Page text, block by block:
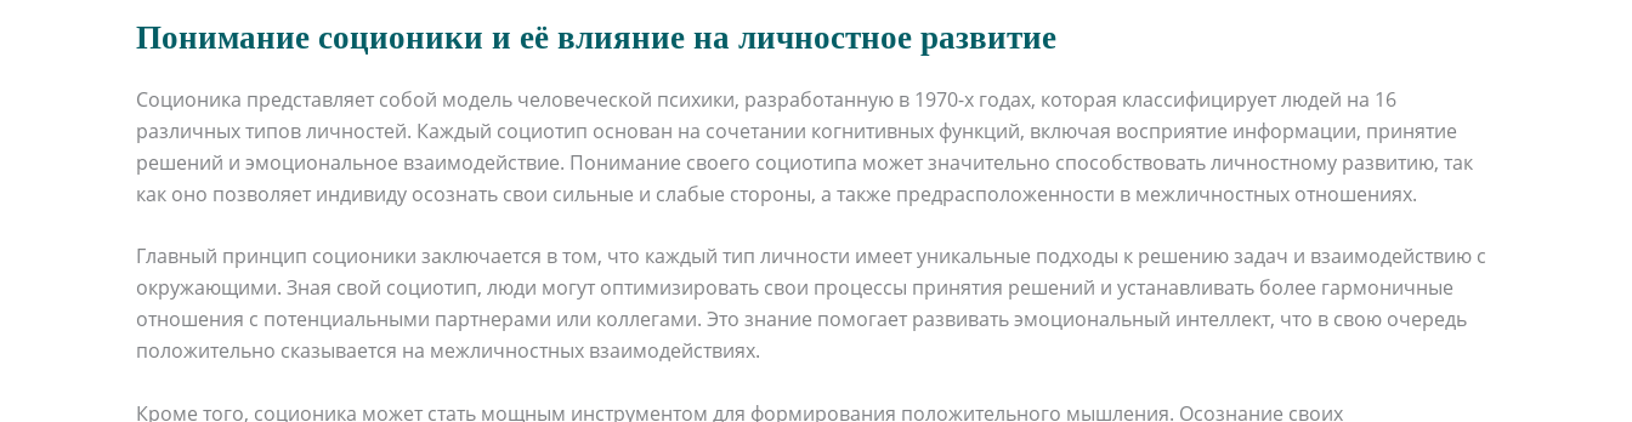
Понимание соционики и её влияние на личностное развитие
Соционика представляет собой модель человеческой психики, разработанную в 1970-х годах, которая классифицирует людей на 16
различных типов личностей. Каждый социотип основан на сочетании когнитивных функций, включая восприятие информации, принятие
решений и эмоциональное взаимодействие. Понимание своего социотипа может значительно способствовать личностному развитию, так
как оно позволяет индивиду осознать свои сильные и слабые стороны, а также предрасположенности в межличностных отношениях.
Главный принцип соционики заключается в том, что каждый тип личности имеет уникальные подходы к решению задач и взаимодействию с
окружающими. Зная свой социотип, люди могут оптимизировать свои процессы принятия решений и устанавливать более гармоничные
отношения с потенциальными партнерами или коллегами. Это знание помогает развивать эмоциональный интеллект, что в свою очередь
положительно сказывается на межличностных взаимодействиях.
Кроме того, соционика может стать мощным инструментом для формирования положительного мышления. Осознание своих